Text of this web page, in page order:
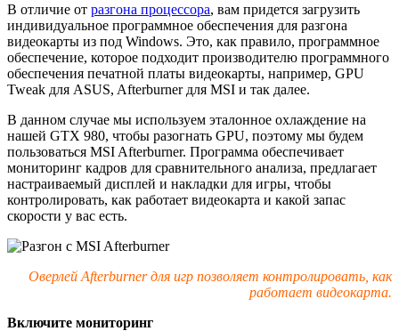
В отличие от разгона процессора, вам придется загрузить
индивидуальное программное обеспечения для разгона
видеокарты из под Windows. Это, как правило, программное
обеспечение, которое подходит производителю программного
обеспечения печатной платы видеокарты, например, GPU
Tweak для ASUS, Afterburner для MSI и так далее.
В данном случае мы используем эталонное охлаждение на
нашей GTX 980, чтобы разогнать GPU, поэтому мы будем
пользоваться MSI Afterburner. Программа обеспечивает
мониторинг кадров для сравнительного анализа, предлагает
настраиваемый дисплей и накладки для игры, чтобы
контролировать, как работает видеокарта и какой запас
скорости у вас есть.
Оверлей Afterburner для игр позволяет контролировать, как
работает видеокарта.
Включите мониторинг